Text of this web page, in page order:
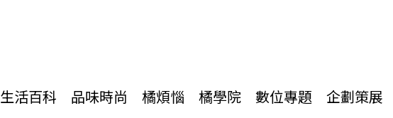
生活百科 品味時尚 橘煩惱 橘學院 數位專題 企劃策展